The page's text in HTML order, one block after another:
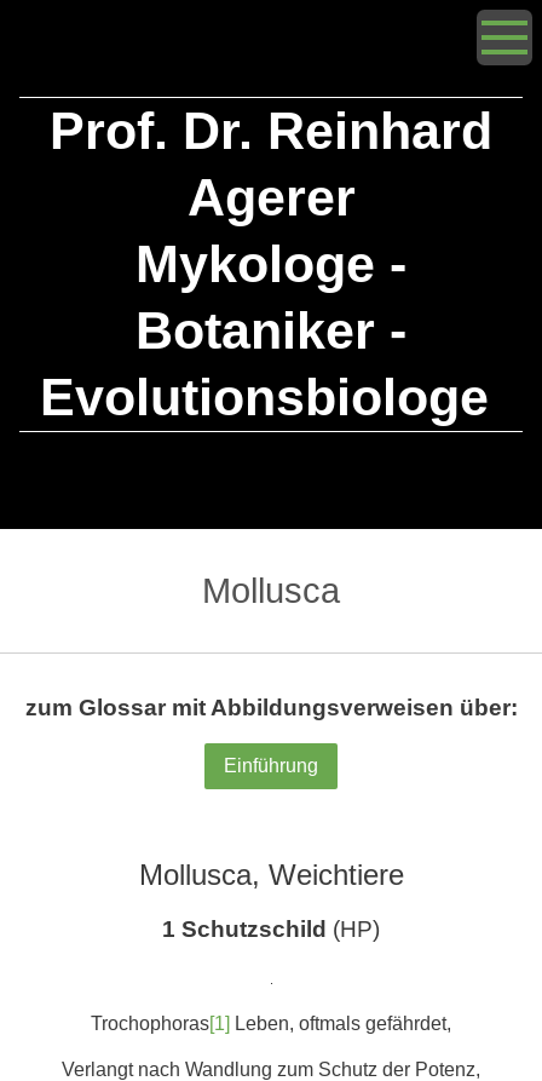
Prof. Dr. Reinhard
Agerer
Mykologe -
Botaniker -
Evolutionsbiologe
Mollusca
zum Glossar mit Abbildungsverweisen über:
Einführung
Mollusca, Weichtiere
1 Schutzschild (HP)
Trochophoras[1] Leben, oftmals gefährdet,
Verlangt nach Wandlung zum Schutz der Potenz,